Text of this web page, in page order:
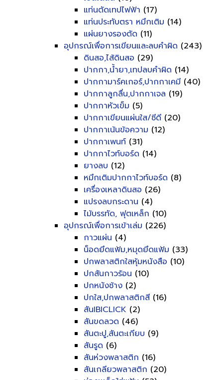
แท่นตัดเทปไฟฟ้า (17)
แท่นประทับตรา หมึกเติม (14)
แผ่นยางรองตัด (11)
อุปกรณ์เพื่อการเขียนและลบคำผิด (243)
ดินสอ,ไส้ดินสอ (29)
ปากกา,น้ำยา,เทปลบคำผิด (14)
ปากกามาร์คเกอร์,ปากกาเคมี (40)
ปากกาลูกลื่น,ปากกาเจล (19)
ปากกาหัวเข็ม (5)
ปากกาเขียนแผ่นใส/ซีดี (20)
ปากกาเน้นข้อความ (12)
ปากกาเพนท์ (31)
ปากกาไวท์บอร์ด (14)
ยางลบ (12)
หมึกเติมปากกาไวท์บอร์ด (8)
เครื่องเหลาดินสอ (26)
แปรงลบกระดาน (4)
ไม้บรรทัด, ฟุตเหล็ก (10)
อุปกรณ์เพื่อการเข้าเล่ม (226)
กาวแผ่น (4)
น็อดยึดแฟ้ม,หมุดยึดแฟ้ม (33)
ปกพลาสติกใสหุ้มหนังสือ (10)
ปกสันกาวร้อน (10)
ปกหนังช้าง (2)
ปกใส,ปกพลาสติกสี (16)
สันIBICLICK (2)
สันขดลวด (46)
สันตะปู,สันตะเกียบ (9)
สันรูด (6)
สันห่วงพลาสติก (16)
สันเกลียวพลาสติก (20)